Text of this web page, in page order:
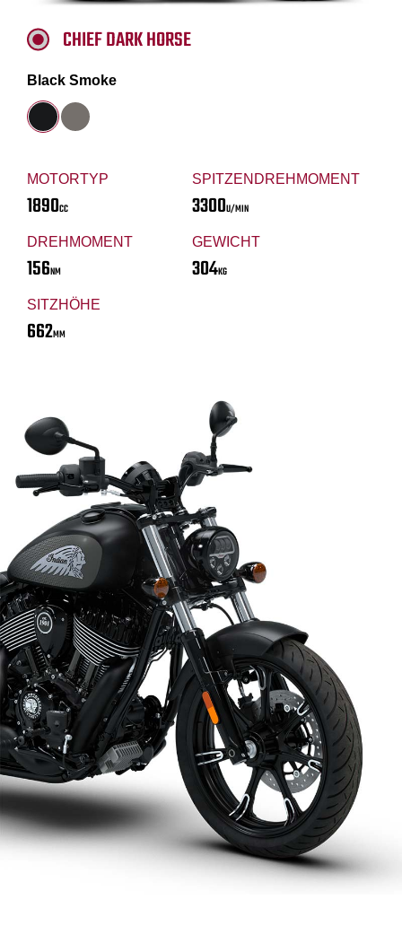
MOTORTYP
1890CC
SPITZENDREHMOMENT
3300U/MIN
DREHMOMENT
156NM
GEWICHT
304KG
SITZHÖHE
662MM
CHIEF DARK HORSE
Black Smoke